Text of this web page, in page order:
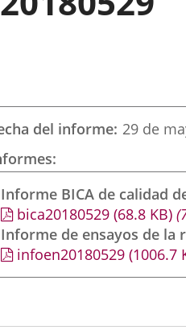
del informe 29 de
Informe BICA de calidad
bica20180529 (68.8 KB)
Informe de ensayos de la
infoen20180529 (1006.7